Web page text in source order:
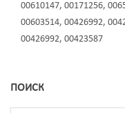
00610147, 00171256,
00603514, 00426992,
00426992, 00423587
ПОИСК